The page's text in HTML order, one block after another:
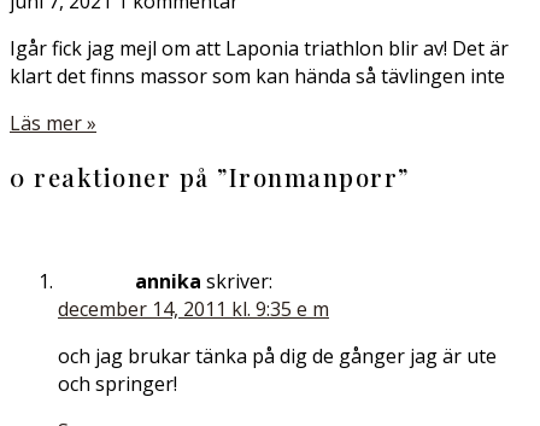
Igår fick jag mejl om att Laponia triathlon blir av! Det är
klart det finns massor som kan hända så tävlingen inte
Läs mer »
0 reaktioner på ”Ironmanporr”
annika skriver:
december 14, 2011 kl. 9:35 e m
och jag brukar tänka på dig de gånger jag är ute
och springer!